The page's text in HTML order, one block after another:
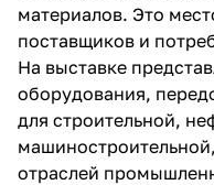
материалов. Это
поставщиков и
На выставке
оборудования,
для строительной,
отраслей